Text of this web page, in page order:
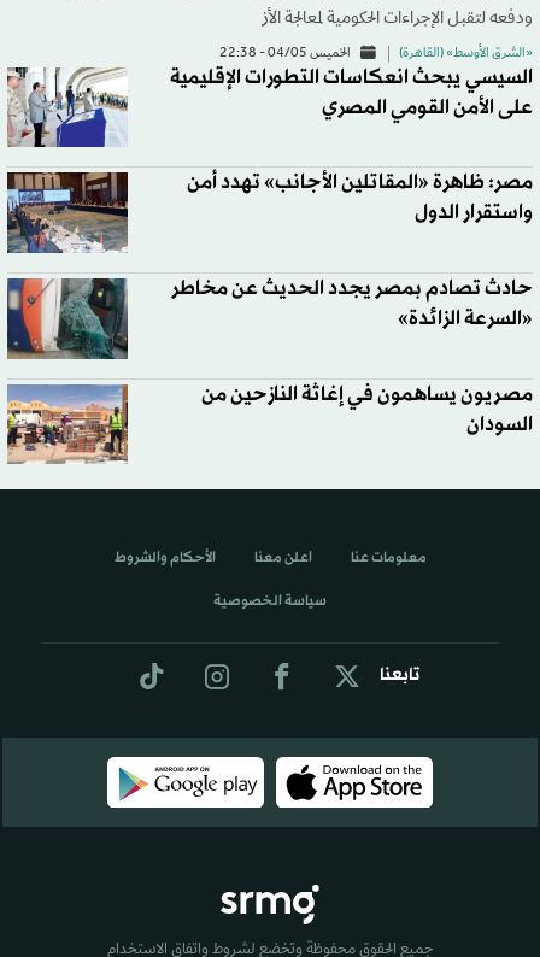
ودفعه لتقبل الإجراءات الحكومية لمعالجة الأز
«الشرق الأوسط» (القاهرة) الخميس 04/05 - 22:38
السيسي يبحث انعكاسات التطورات الإقليمية
على الأمن القومي المصري
مصر: ظاهرة «المقاتلين الأجانب» تهدد أمن
واستقرار الدول
حادث تصادم بمصر يجدد الحديث عن مخاطر
«السرعة الزائدة»
مصريون يساهمون في إغاثة النازحين من
السودان
تابعنا
معلومات عنا اعلن معنا الأحكام والشروط
سياسة الخصوصية
جميع الحقوق محفوظة وتخضع لشروط واتفاق الاستخدام